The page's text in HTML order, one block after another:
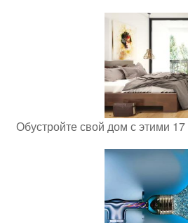
Обустройте свой дом с этими